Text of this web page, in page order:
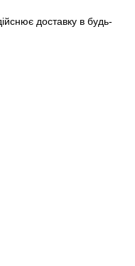
доставку в будь-